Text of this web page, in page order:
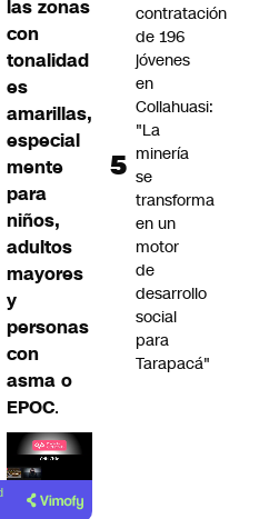
las zonas
con
tonalidad
es
amarillas,
especial
mente
para
niños,
adultos
mayores
y
personas
con
asma o
EPOC.
Lea el
artículo
contratación
de 196
jóvenes
en
Collahuasi:
"La
minería
se
transforma
en un
motor
de
desarrollo
social
para
Tarapacá"